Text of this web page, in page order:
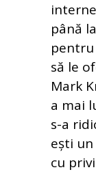
până
pentru
să le
Mark
a mai
s-a
ești
cu